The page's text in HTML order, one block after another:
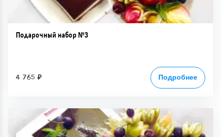
Подарочный набор №3
4 765 ₽ Подробнее